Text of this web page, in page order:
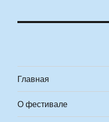
Главная
О фестивале